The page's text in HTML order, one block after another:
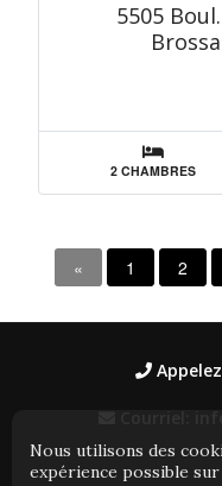
5505
2 CHAMBRES
« 1 2
Courriel:
Nous utilisons des
expérience possible